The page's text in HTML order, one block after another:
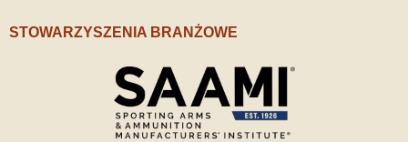
STOWARZYSZENIA BRANŻOWE